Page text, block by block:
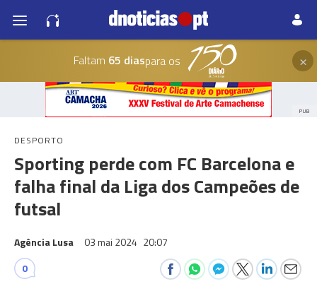
Faltam 65 diaspara os ×
PUB
DESPORTO
Sporting perde com FC Barcelona e
falha final da Liga dos Campeões de
futsal
Agência Lusa 03 mai 2024 20:07
0